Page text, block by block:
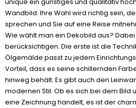
Wandbild. Ihre Wahl wird richtig sein,
sprechen und Sie auf eine Reise
Wie wählt man ein Dekobild aus?
berücksichtigen. Die erste ist die
Ölgemälde passt zu jedem
Vorteil, dass es seine schillernden
hinweg behält. Es gibt auch den
modernen Stil. Ob es sich bei dem Bild
eine Zeichnung handelt, es ist der